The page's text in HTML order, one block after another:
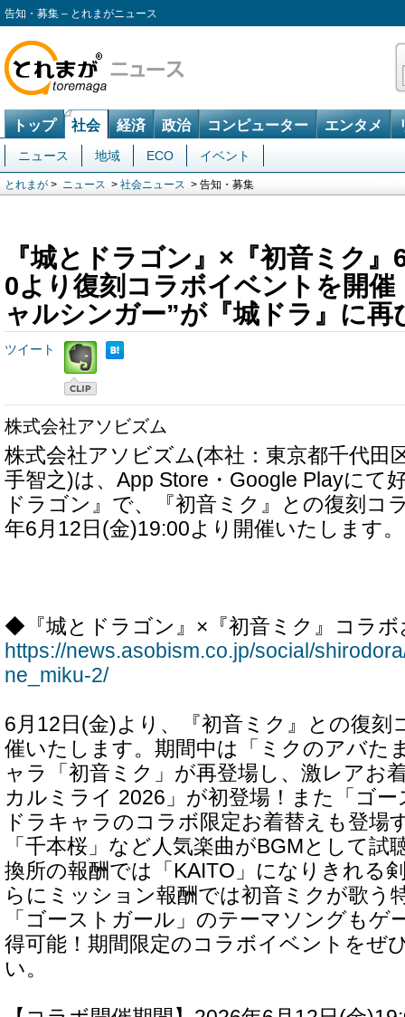
告知・募集 – とれまがニュース
トップ 社会 経済 政治 コンピューター エンタメ
ニュース 地域 ECO イベント
とれまが > ニュース > 社会ニュース > 告知・募集
『城とドラゴン』×『初音ミク
0より復刻コラボイベントを開催
ャルシンガー”が『城ドラ』に再
ツイート
株式会社アソビズム
株式会社アソビズム(本社：東京都千代田
手智之)は、App Store・Google Playにて
ドラゴン』で、『初音ミク』との復刻コ
年6月12日(金)19:00より開催いたします。
◆『城とドラゴン』×『初音ミク』コラ
https://news.asobism.co.jp/social/
ne_miku-2/
6月12日(金)より、『初音ミク』との復刻
催いたします。期間中は「ミクのアバた
ャラ「初音ミク」が再登場し、激レアお
カルミライ 2026」が初登場！また「ゴ
ドラキャラのコラボ限定お着替えも登場
「千本桜」など人気楽曲がBGMとして試
換所の報酬では「KAITO」になりきれる
らにミッション報酬では初音ミクが歌う
「ゴーストガール」のテーマソングもゲ
得可能！期間限定のコラボイベントをぜ
い。